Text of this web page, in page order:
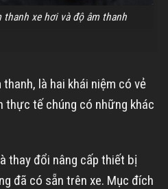
thanh xe hơi và độ âm thanh
là hai khái niệm có vẻ
thực tế chúng có những khác
thay đổi nâng cấp thiết bị
đã có sẵn trên xe. Mục đích